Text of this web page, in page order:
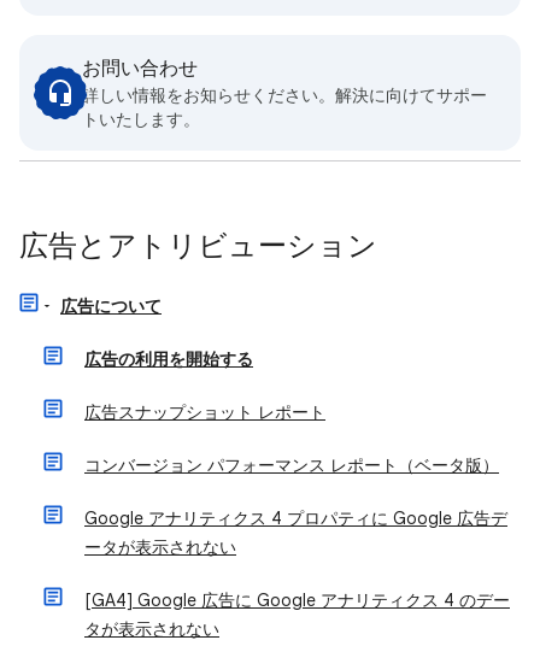
お問い合わせ
詳しい情報をお知らせください。解決に向けてサポー
トいたします。
広告とアトリビューション
広告について
広告の利用を開始する
広告スナップショット レポート
コンバージョン パフォーマンス レポート（ベータ版）
Google アナリティクス 4 プロパティに Google 広告デ
ータが表示されない
[GA4] Google 広告に Google アナリティクス 4 のデー
タが表示されない